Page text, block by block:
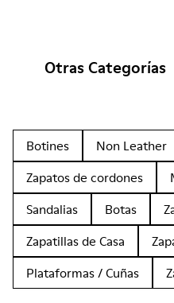
Otras Categorías
Botines Non Leather
Zapatos de cordones
Sandalias
Botas
Zapatillas de Casa
Plataformas / Cuñas